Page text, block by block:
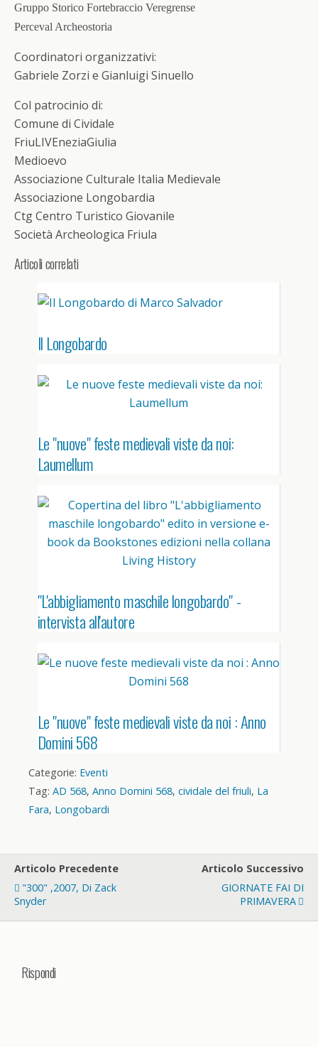
Gruppo Storico Fortebraccio Veregrense
Perceval Archeostoria
Coordinatori organizzativi:
Gabriele Zorzi e Gianluigi Sinuello
Col patrocinio di:
Comune di Cividale
FriuLIVEneziaGiulia
Medioevo
Associazione Culturale Italia Medievale
Associazione Longobardia
Ctg Centro Turistico Giovanile
Società Archeologica Friula
Articoli correlati
Il Longobardo
Le "nuove" feste medievali viste da noi:
Laumellum
"L'abbigliamento maschile longobardo" -
intervista all'autore
Le "nuove" feste medievali viste da noi : Anno
Domini 568
Categorie: Eventi
Tag: AD 568, Anno Domini 568, cividale del friuli, La
Fara, Longobardi
Articolo Precedente
"300" ,2007, Di Zack
Snyder
Articolo Successivo
GIORNATE FAI DI
PRIMAVERA
Rispondi